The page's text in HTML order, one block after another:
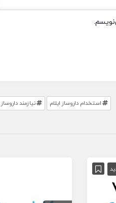
استخدام داروساز ایلام نیازمند داروساز